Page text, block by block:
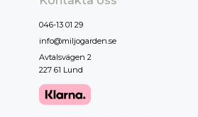
046-13 01 29
info@miljogarden.se
Avtalsvägen 2
227 61 Lund